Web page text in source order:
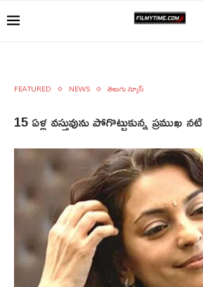
FEATURED NEWS తెలుగు న్యూస్
15 ఏళ్ల వస్తువును పోగొట్టుకున్న ప్రముఖ నటి